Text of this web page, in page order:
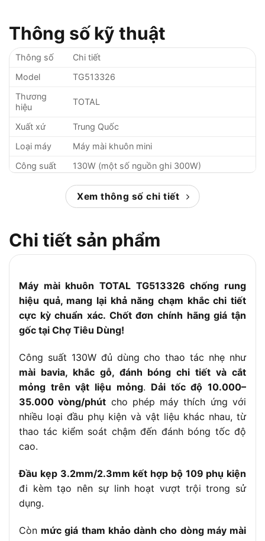
Thông số kỹ thuật
Thông số
Chi tiết
Model
TG513326
Thương
hiệu
TOTAL
Xuất xứ
Trung Quốc
Loại máy
Máy mài khuôn mini
Công suất
130W (một số nguồn ghi 300W)
220-240V ~ 50/60Hz
10.000 – 35.000 vòng/phút
Kích thước
đầu kẹp
3.2mm / 2.3mm (một số nguồn ghi hỗ trợ
6mm)
Phụ kiện đi
kèm
– 1 dây đàn hồi
– 109 linh kiện (đầu mài, mũi khoan, v.v.)
– 1 bộ than
Công dụng
Mài góc cạnh, gia công chi tiết nhỏ, khắc,
cắt, khoan trên nhiều vật liệu
Động cơ
Động cơ chổi than
Trọng
lượng
Khoảng 1.5kg (ước lượng dựa trên dòng máy
tương tự)
Thời gian
Tính năng
nổi bật
– Thiết kế nhỏ gọn, dễ cầm nắm
– Điều chỉnh tốc độ linh hoạt
việc
Xem thông số chi tiết
Chi tiết sản phẩm
Máy mài khuôn TOTAL TG513326 chống rung
hiệu quả, mang lại khả năng chạm khắc chi tiết
cực kỳ chuẩn xác. Chốt đơn chính hãng giá tận
gốc tại Chợ Tiêu Dùng!
Công suất 130W đủ dùng cho thao tác nhẹ như
mài bavia, khắc gỗ, đánh bóng chi tiết và cắt
mỏng trên vật liệu mỏng. Dải tốc độ 10.000–
35.000 vòng/phút cho phép máy thích ứng với
nhiều loại đầu phụ kiện và vật liệu khác nhau, từ
thao tác kiểm soát chậm đến đánh bóng tốc độ
cao.
Đầu kẹp 3.2mm/2.3mm kết hợp bộ 109 phụ kiện
đi kèm tạo nên sự linh hoạt vượt trội trong sử
dụng.
Còn mức giá tham khảo dành cho dòng máy mài